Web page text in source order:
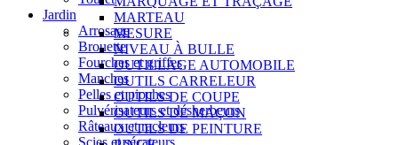
Jardin
Arrosage
Brouette
Fourches et griffes
Manches
Pelles et pioches
Pulvérisateurs et désherbeurs
Râteaux et racleurs
Scies et sécateurs
MARTEAU
MESURE
NIVEAU À BULLE
OUTILLAGE AUTOMOBILE
OUTILS CARRELEUR
OUTILS DE COUPE
OUTILS DE MAÇON
OUTILS DE PEINTURE